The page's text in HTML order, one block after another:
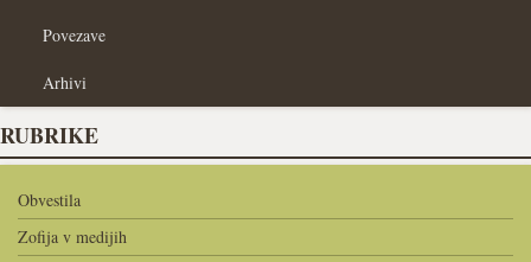
Povezave
Arhivi
RUBRIKE
Obvestila
Zofija v medijih